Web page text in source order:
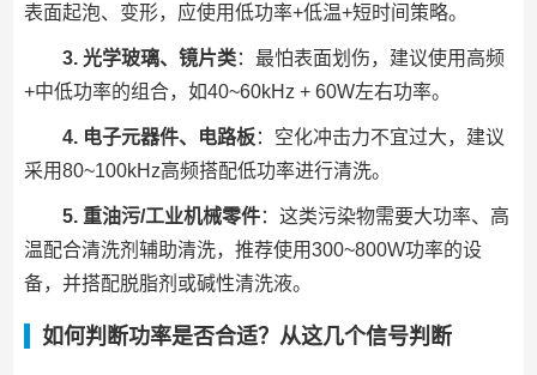
表面起泡、变形，应使用低功率+低温+短时间策略。
3. 光学玻璃、镜片类：最怕表面划伤，建议使用高频
+中低功率的组合，如40~60kHz + 60W左右功率。
4. 电子元器件、电路板：空化冲击力不宜过大，建议
采用80~100kHz高频搭配低功率进行清洗。
5. 重油污/工业机械零件：这类污染物需要大功率、高
温配合清洗剂辅助清洗，推荐使用300~800W功率的设
备，并搭配脱脂剂或碱性清洗液。
如何判断功率是否合适？从这几个信号判断